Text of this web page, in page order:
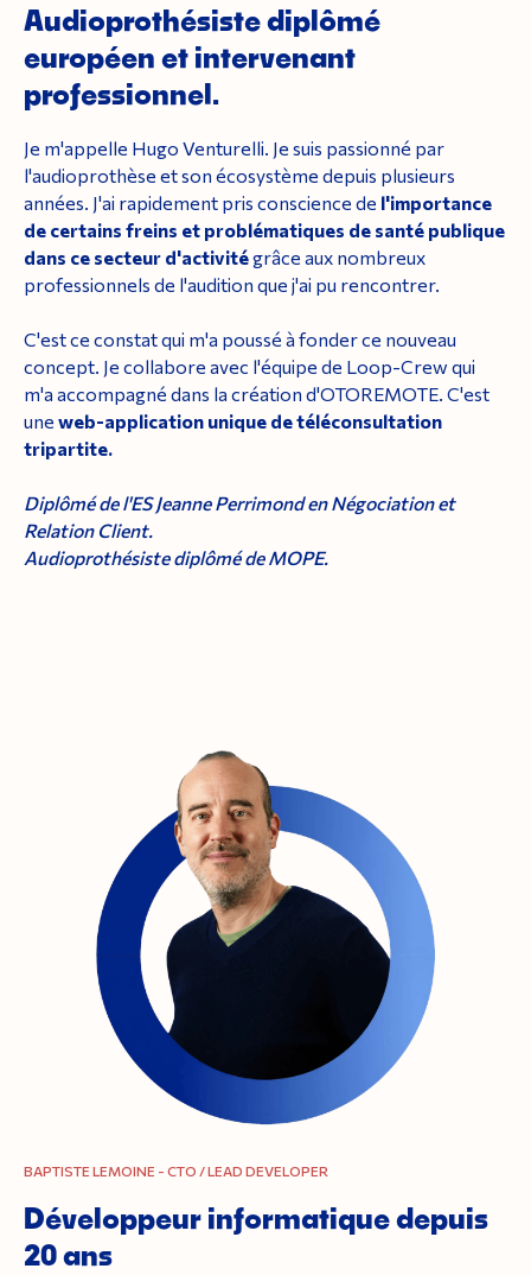
Audioprothésiste diplômé
européen et intervenant
professionnel.
Je m'appelle Hugo Venturelli. Je suis passionné par
l'audioprothèse et son écosystème depuis plusieurs
années. J'ai rapidement pris conscience de l'importance
de certains freins et problématiques de santé publique
dans ce secteur d'activitégrâce aux nombreux
professionnels de l'audition que j'ai pu rencontrer.
C'est ce constat qui m'a poussé à fonder ce nouveau
concept. Je collabore avec l'équipe de Loop-Crew qui
m'a accompagné dans la création d'OTOREMOTE. C'est
une web-application unique de téléconsultation
tripartite.
Diplômé de l'ES Jeanne Perrimond en Négociation et
Relation Client.
Audioprothésiste diplômé de MOPE.
BAPTISTE LEMOINE - CTO / LEAD DEVELOPER
Développeur informatique depuis
20 ans